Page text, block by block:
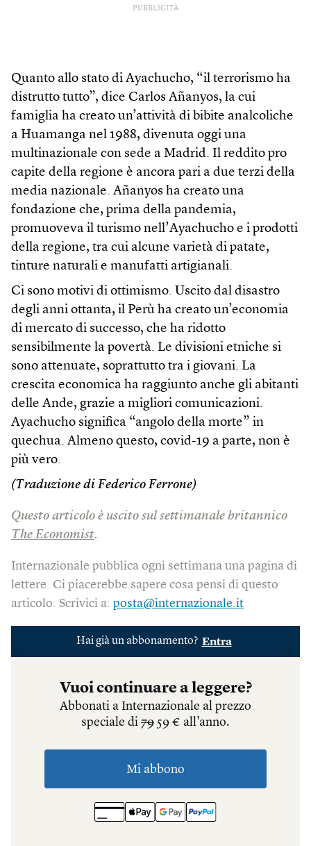
PUBBLICITÀ
Quanto allo stato di Ayachucho, “il terrorismo ha
distrutto tutto”, dice Carlos Añanyos, la cui
famiglia ha creato un’attività di bibite analcoliche
a Huamanga nel 1988, divenuta oggi una
multinazionale con sede a Madrid. Il reddito pro
capite della regione è ancora pari a due terzi della
media nazionale. Añanyos ha creato una
fondazione che, prima della pandemia,
promuoveva il turismo nell’Ayachucho e i prodotti
della regione, tra cui alcune varietà di patate,
tinture naturali e manufatti artigianali.
Ci sono motivi di ottimismo. Uscito dal disastro
degli anni ottanta, il Perù ha creato un’economia
di mercato di successo, che ha ridotto
sensibilmente la povertà. Le divisioni etniche si
sono attenuate, soprattutto tra i giovani. La
crescita economica ha raggiunto anche gli abitanti
delle Ande, grazie a migliori comunicazioni.
Ayachucho significa “angolo della morte” in
quechua. Almeno questo, covid-19 a parte, non è
più vero.
(Traduzione di Federico Ferrone)
Questo articolo è uscito sul settimanale britannico
The Economist.
Internazionale pubblica ogni settimana una pagina di
lettere. Ci piacerebbe sapere cosa pensi di questo
articolo. Scrivici a: posta@internazionale.it